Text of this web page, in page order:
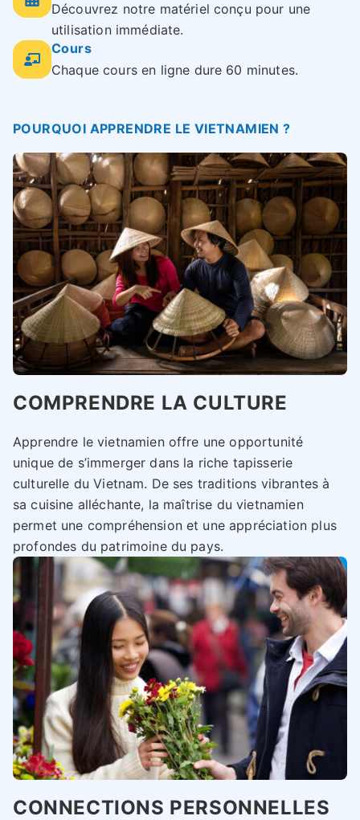
Découvrez notre matériel conçu pour une
utilisation immédiate.
Cours
Chaque cours en ligne dure 60 minutes.
POURQUOI APPRENDRE LE VIETNAMIEN ?
COMPRENDRE LA CULTURE
Apprendre le vietnamien offre une opportunité
unique de s’immerger dans la riche tapisserie
culturelle du Vietnam. De ses traditions vibrantes à
sa cuisine alléchante, la maîtrise du vietnamien
permet une compréhension et une appréciation plus
profondes du patrimoine du pays.
CONNECTIONS PERSONNELLES